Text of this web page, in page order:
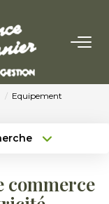
Equipement
commerce